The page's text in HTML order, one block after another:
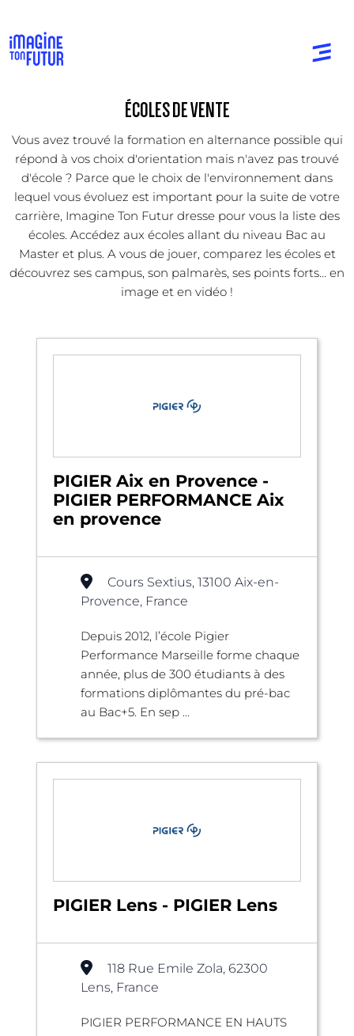
ÉCOLES DE VENTE
Vous avez trouvé la formation en alternance possible qui
répond à vos choix d'orientation mais n'avez pas trouvé
d'école ? Parce que le choix de l'environnement dans
lequel vous évoluez est important pour la suite de votre
carrière, Imagine Ton Futur dresse pour vous la liste des
écoles. Accédez aux écoles allant du niveau Bac au
Master et plus. A vous de jouer, comparez les écoles et
découvrez ses campus, son palmarès, ses points forts... en
image et en vidéo !
PIGIER Aix en Provence -
PIGIER PERFORMANCE Aix
en provence
Cours Sextius, 13100 Aix-en-
Provence, France
Depuis 2012, l’école Pigier
Performance Marseille forme chaque
année, plus de 300 étudiants à des
formations diplômantes du pré-bac
au Bac+5. En sep ...
PIGIER Lens - PIGIER Lens
118 Rue Emile Zola, 62300
Lens, France
PIGIER PERFORMANCE EN HAUTS